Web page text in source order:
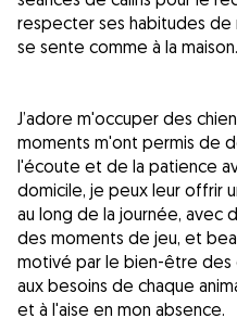
respecter ses habitudes
se sente comme à la maison.
J’adore m'occuper des
moments m'ont permis de
l'écoute et de la patience
domicile, je peux leur offrir
au long de la journée, avec
des moments de jeu, et
motivé par le bien-être
aux besoins de chaque
et à l'aise en mon absence.